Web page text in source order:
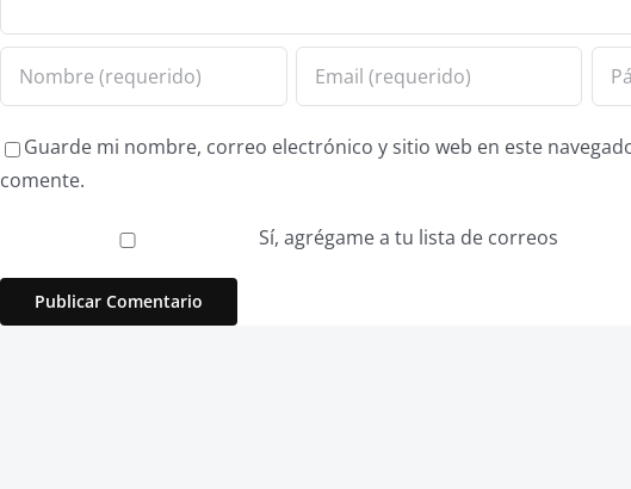
Guarde mi nombre, correo electrónico y sitio web en este
comente.
Sí, agrégame a tu lista de correos